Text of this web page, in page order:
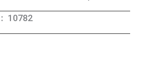
10782